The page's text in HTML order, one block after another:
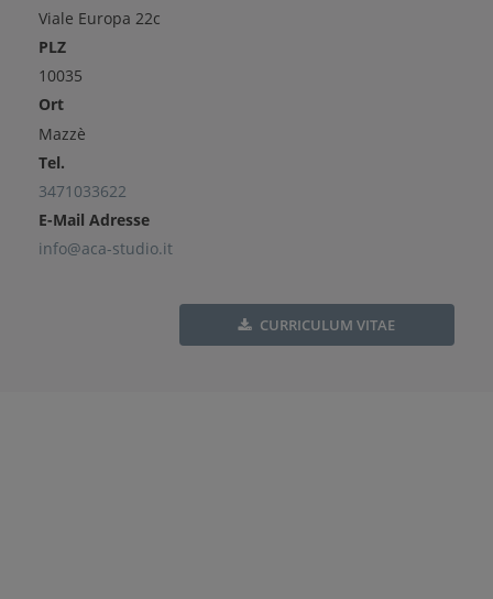
Viale Europa 22c
PLZ
10035
Ort
Mazzè
Tel.
3471033622
E-Mail Adresse
info@aca-studio.it
CURRICULUM VITAE